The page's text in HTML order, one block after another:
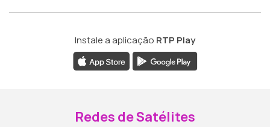
Instale a aplicação RTP Play
Redes de Satélites